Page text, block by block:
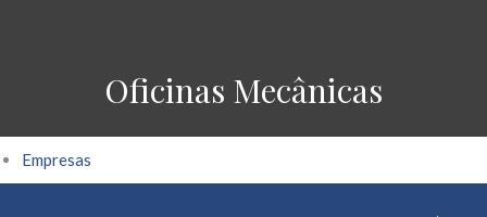
Oficinas Mecânicas
Empresas